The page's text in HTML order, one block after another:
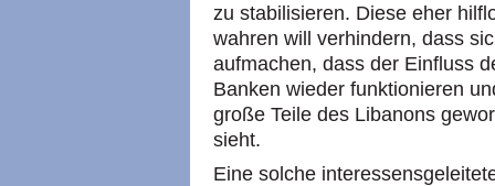
zu stabilisieren. Diese eher
wahren will verhindern, dass
aufmachen, dass der Einfluss
Banken wieder funktionieren
große Teile des Libanons
sieht.
Eine solche